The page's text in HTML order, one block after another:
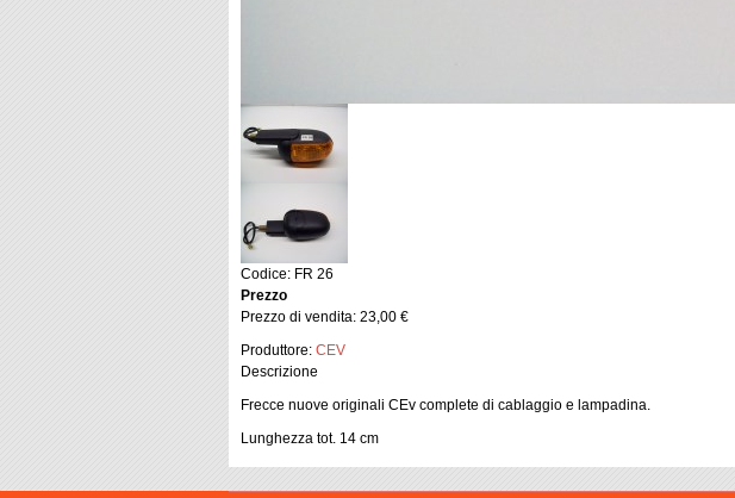
Codice: FR 26
Prezzo
Prezzo di vendita: 23,00 €
Produttore: CEV
Descrizione
Frecce nuove originali CEv complete di cablaggio e lampadina.
Lunghezza tot. 14 cm